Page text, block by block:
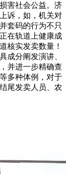
害社会公益。济
诉，如，机关对
套码的行为不只
在轨道上健康成
核实发卖数量！
成分阐发演讲、
并进一步精确查
多种体例，对于
尾发卖人员、农